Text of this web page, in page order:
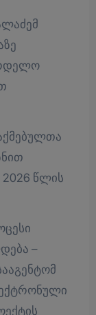
წლის
–